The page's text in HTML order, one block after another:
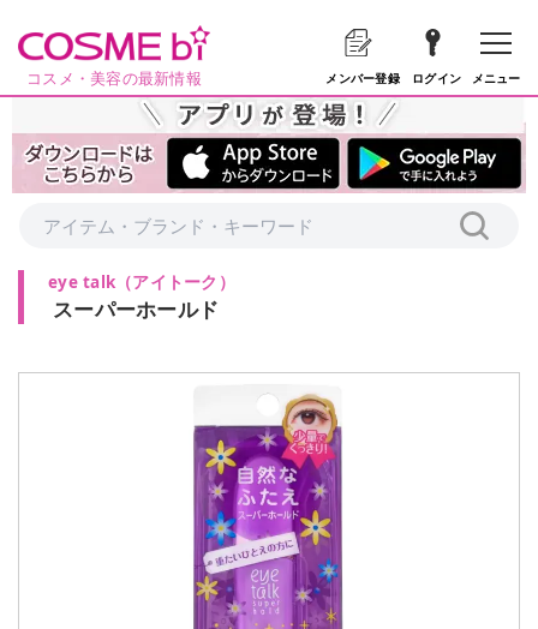
コスメ・美容の最新情報 メンバー登録 ログイン メニュー
eye talk （アイトーク ）
スーパーホールド